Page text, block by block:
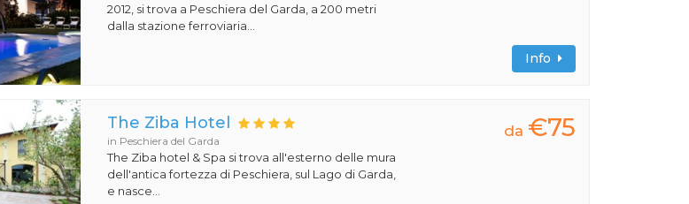
2012, si trova a Peschiera del Garda, a 200 metri
dalla stazione ferroviaria...
Info
The Ziba Hotel
in Peschiera del Garda
The Ziba hotel & Spa si trova all'esterno delle mura
dell'antica fortezza di Peschiera, sul Lago di Garda,
e nasce...
da €75